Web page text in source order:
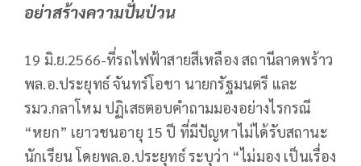
อย่าสร้างความปั่นป่วน
19 มิ.ย.2566-ที่รถไฟฟ้าสายสีเหลือง สถานีลาดพร้าว
พล.อ.ประยุทธ์ จันทร์โอชา นายกรัฐมนตรี และ
รมว.กลาโหม ปฏิเสธตอบคำถามมองอย่างไรกรณี
“หยก” เยาวชนอายุ 15 ปี ที่มีปัญหาไม่ได้รับสถานะ
นักเรียน โดยพล.อ.ประยุทธ์ ระบุว่า “ไม่มอง เป็นเรื่อง